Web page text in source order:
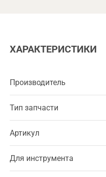
ХАРАКТЕРИСТИКИ
Производитель
Тип запчасти
Артикул
Для инструмента